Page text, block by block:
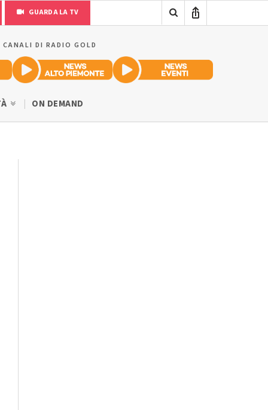
GUARDA LA TV
DI RADIO GOLD
ON DEMAND